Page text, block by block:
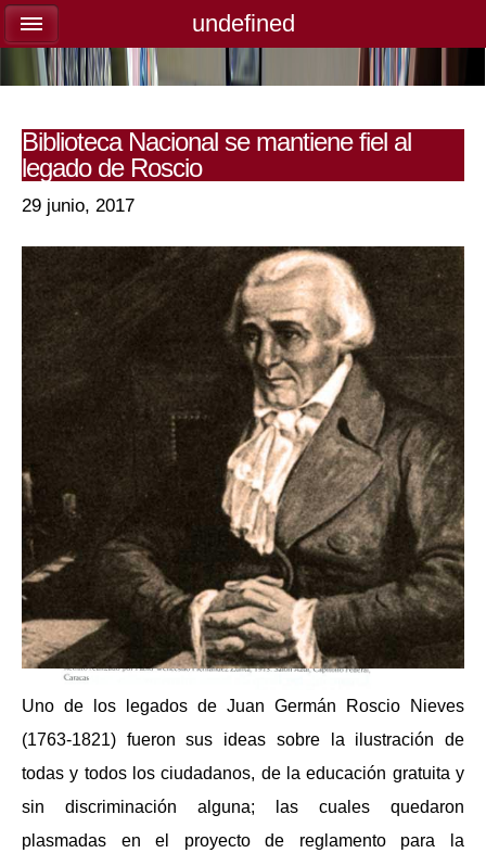
Biblioteca Nacional se mantiene fiel al
legado de Roscio
29 junio, 2017
Uno de los legados de Juan Germán Roscio Nieves
(1763-1821) fueron sus ideas sobre la ilustración de
todas y todos los ciudadanos, de la educación gratuita y
sin discriminación alguna; las cuales quedaron
plasmadas en el proyecto de reglamento para la
undefined
undefined